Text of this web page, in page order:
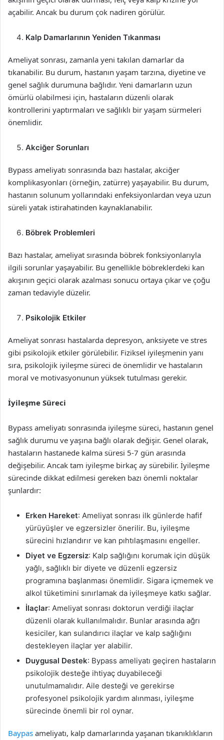
açabilir. Ancak bu durum çok nadiren görülür.
Kalp Damarlarının Yeniden Tıkanması
Ameliyat sonrası, zamanla yeni takılan damarlar da
tıkanabilir. Bu durum, hastanın yaşam tarzına, diyetine ve
genel sağlık durumuna bağlıdır. Yeni damarların uzun
ömürlü olabilmesi için, hastaların düzenli olarak
kontrollerini yaptırmaları ve sağlıklı bir yaşam sürmeleri
önemlidir.
Akciğer Sorunları
Bypass ameliyatı sonrasında bazı hastalar, akciğer
komplikasyonları (örneğin, zatürre) yaşayabilir. Bu durum,
hastanın solunum yollarındaki enfeksiyonlardan veya uzun
süreli yatak istirahatinden kaynaklanabilir.
Böbrek Problemleri
Bazı hastalar, ameliyat sırasında böbrek fonksiyonlarıyla
ilgili sorunlar yaşayabilir. Bu genellikle böbreklerdeki kan
akışının geçici olarak azalması sonucu ortaya çıkar ve çoğu
zaman tedaviyle düzelir.
Psikolojik Etkiler
Ameliyat sonrası hastalarda depresyon, anksiyete ve stres
gibi psikolojik etkiler görülebilir. Fiziksel iyileşmenin yanı
sıra, psikolojik iyileşme süreci de önemlidir ve hastaların
moral ve motivasyonunun yüksek tutulması gerekir.
İyileşme Süreci
Bypass ameliyatı sonrasında iyileşme süreci, hastanın genel
sağlık durumu ve yaşına bağlı olarak değişir. Genel olarak,
hastaların hastanede kalma süresi 5-7 gün arasında
değişebilir. Ancak tam iyileşme birkaç ay sürebilir. İyileşme
sürecinde dikkat edilmesi gereken bazı önemli noktalar
şunlardır:
Erken Hareket: Ameliyat sonrası ilk günlerde hafif
yürüyüşler ve egzersizler önerilir. Bu, iyileşme
sürecini hızlandırır ve kan pıhtılaşmasını engeller.
Diyet ve Egzersiz: Kalp sağlığını korumak için düşük
yağlı, sağlıklı bir diyete ve düzenli egzersiz
programına başlanması önemlidir. Sigara içmemek ve
alkol tüketimini sınırlamak da iyileşmeye katkı sağlar.
İlaçlar: Ameliyat sonrası doktorun verdiği ilaçlar
düzenli olarak kullanılmalıdır. Bunlar arasında ağrı
kesiciler, kan sulandırıcı ilaçlar ve kalp sağlığını
destekleyen ilaçlar yer alabilir.
Duygusal Destek: Bypass ameliyatı geçiren hastaların
psikolojik desteğe ihtiyaç duyabileceği
unutulmamalıdır. Aile desteği ve gerekirse
profesyonel psikolojik yardım alınması, iyileşme
sürecinde önemli bir rol oynar.
Baypas ameliyatı, kalp damarlarında yaşanan tıkanıklıkların